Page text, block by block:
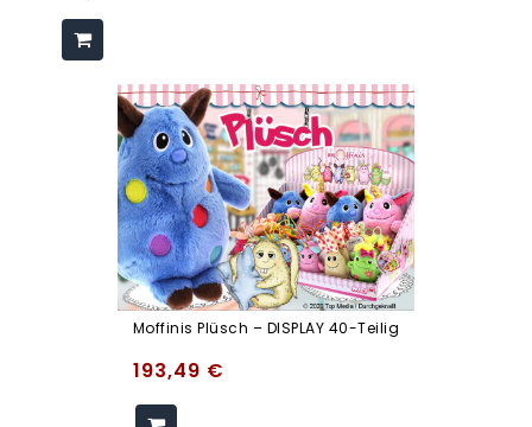
Moffinis Plüsch – DISPLAY 40-Teilig
193,49 €